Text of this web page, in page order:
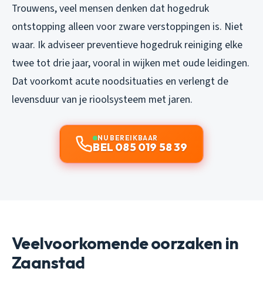
Trouwens, veel mensen denken dat hogedruk
ontstopping alleen voor zware verstoppingen is. Niet
waar. Ik adviseer preventieve hogedruk reiniging elke
twee tot drie jaar, vooral in wijken met oude leidingen.
Dat voorkomt acute noodsituaties en verlengt de
levensduur van je rioolsysteem met jaren.
NU BEREIKBAAR
BEL 085 019 58 39
Veelvoorkomende oorzaken in
Zaanstad